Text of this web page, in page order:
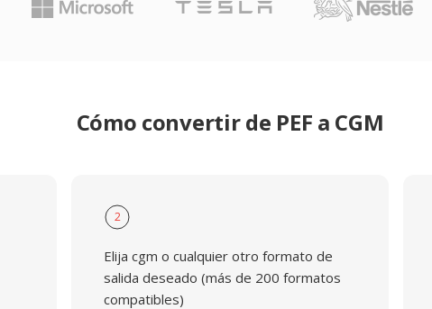
Cómo convertir de PEF a CGM
2
Elija cgm o cualquier otro formato de
salida deseado (más de 200 formatos
compatibles)